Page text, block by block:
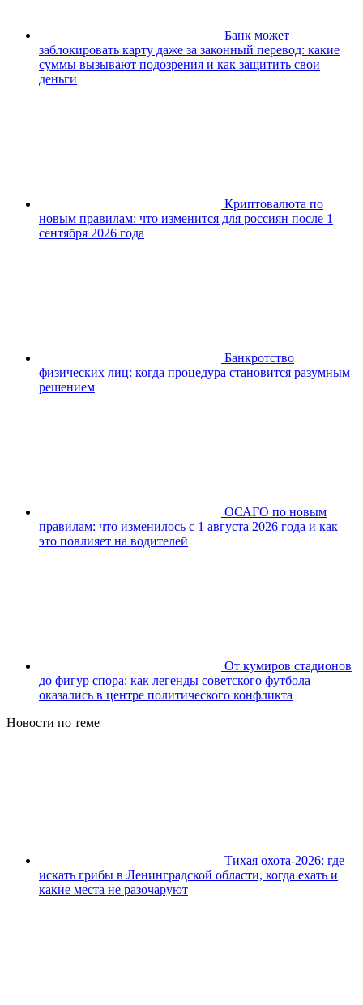
Банк может
заблокировать карту даже за законный перевод: какие
суммы вызывают подозрения и как защитить свои
деньги
Криптовалюта по
новым правилам: что изменится для россиян после 1
сентября 2026 года
Банкротство
физических лиц: когда процедура становится разумным
решением
ОСАГО по новым
правилам: что изменилось с 1 августа 2026 года и как
это повлияет на водителей
От кумиров стадионов
до фигур спора: как легенды советского футбола
оказались в центре политического конфликта
Новости по теме
Тихая охота-2026: где
искать грибы в Ленинградской области, когда ехать и
какие места не разочаруют